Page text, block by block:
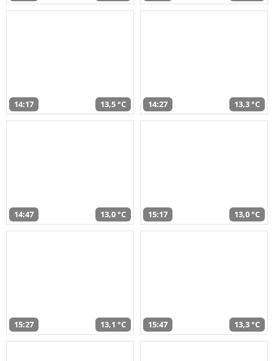
14:17 13,5 °C 14:27 13,3 °C
14:47 13,0 °C 15:17 13,0 °C
15:27 13,1 °C 15:47 13,3 °C